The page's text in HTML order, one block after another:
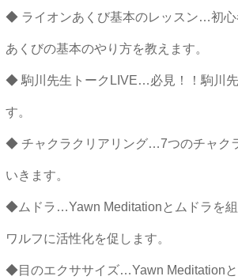
◆ ライオンあくび基本のレッスン…初
あくびの基本のやり方を教えます。
◆ 駒川先生トークLIVE…必見！！駒川
す。
◆ チャクラクリアリング…7つのチャク
いきます。
◆ムドラ…Yawn Meditationとムドラを
ワルフに活性化を促します。
◆目のエクササイズ…Yawn Meditation